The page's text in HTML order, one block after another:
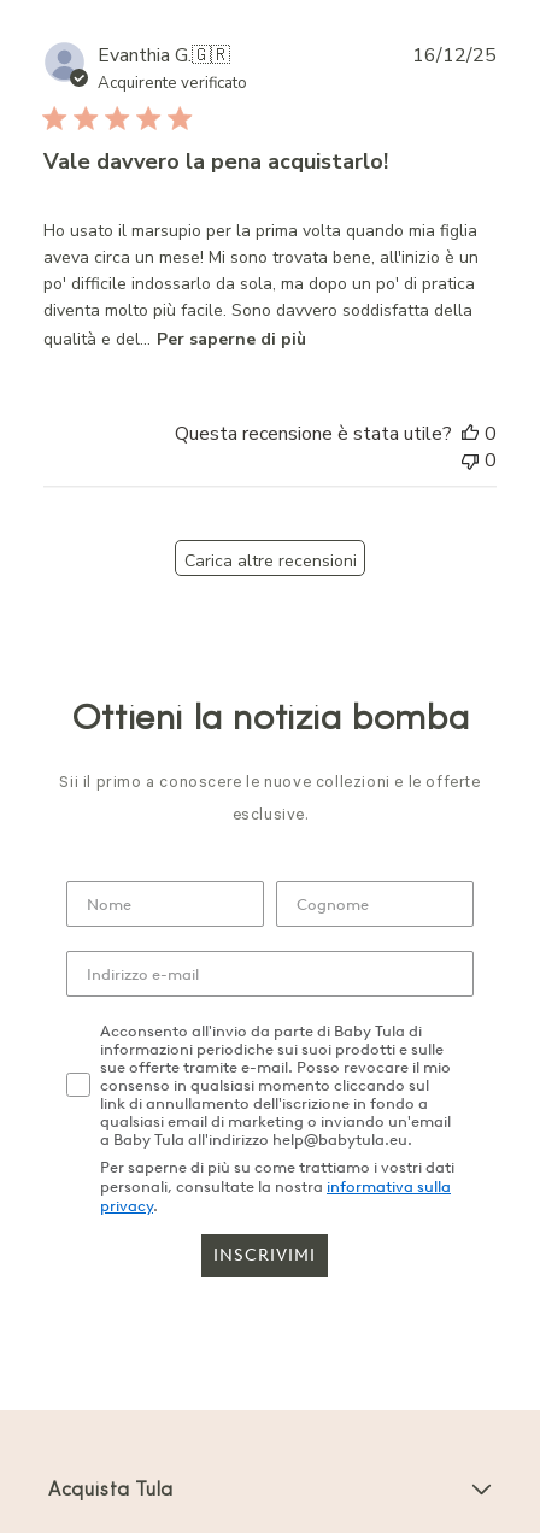
Evanthia G.🇬🇷
Acquirente verificato
Vale davvero la pena acquistarlo!
Ho usato il marsupio per la prima volta quando mia figlia
aveva circa un mese! Mi sono trovata bene, all'inizio è un
po' difficile indossarlo da sola, ma dopo un po' di pratica
diventa molto più facile. Sono davvero soddisfatta della
qualità e del... Per saperne di più
16/12/25
Questa recensione è stata utile?
0
0
Carica altre recensioni
Ottieni la notizia bomba
Sii il primo a conoscere le nuove collezioni e le offerte
esclusive.
Acconsento all'invio da parte di Baby Tula di
informazioni periodiche sui suoi prodotti e sulle
sue offerte tramite e-mail. Posso revocare il mio
consenso in qualsiasi momento cliccando sul
link di annullamento dell'iscrizione in fondo a
qualsiasi email di marketing o inviando un'email
a Baby Tula all'indirizzo help@babytula.eu.
Per saperne di più su come trattiamo i vostri dati
personali, consultate la nostra informativa sulla
privacy.
INSCRIVIMI
Acquista Tula